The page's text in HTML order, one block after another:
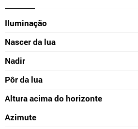
Iluminação
Nascer da lua
Nadir
Pôr da lua
Altura acima do horizonte
Azimute